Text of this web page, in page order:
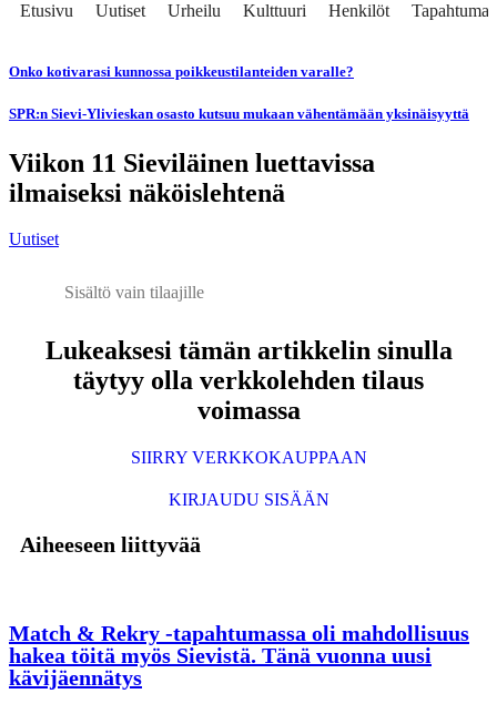
Etusivu Uutiset Urheilu Kulttuuri Henkilöt Tapahtumat
Onko kotivarasi kunnossa poikkeustilanteiden varalle?
SPR:n Sievi-Ylivieskan osasto kutsuu mukaan vähentämään yksinäisyyttä
Viikon 11 Sieviläinen luettavissa
ilmaiseksi näköislehtenä
Uutiset
Sisältö vain tilaajille
Lukeaksesi tämän artikkelin sinulla
täytyy olla verkkolehden tilaus
voimassa
SIIRRY VERKKOKAUPPAAN
KIRJAUDU SISÄÄN
Aiheeseen liittyvää
Match & Rekry -tapahtumassa oli mahdollisuus
hakea töitä myös Sievistä. Tänä vuonna uusi
kävijäennätys